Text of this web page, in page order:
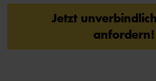
Jetzt
anfordern!